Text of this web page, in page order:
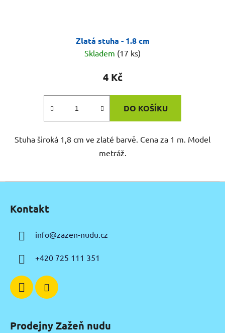
Zlatá stuha - 1.8 cm
Skladem (17 ks)
4 Kč
DO KOŠÍKU
Stuha široká 1,8 cm ve zlaté barvě. Cena za 1 m. Model
metráž.
Kontakt
info@zazen-nudu.cz
+420 725 111 351
Prodejny Zažeň nudu